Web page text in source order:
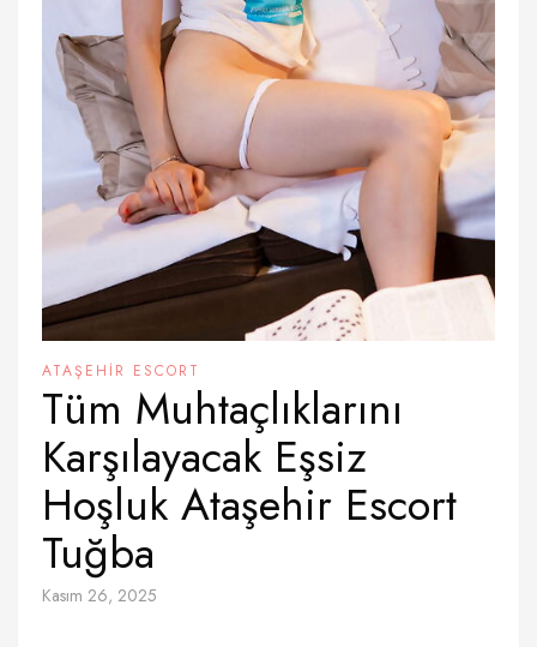
ATAŞEHIR ESCORT
Tüm Muhtaçlıklarını
Karşılayacak Eşsiz
Hoşluk Ataşehir Escort
Tuğba
Kasım 26, 2025